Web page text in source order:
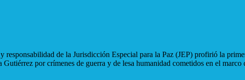
responsabilidad de la Jurisdicción Especial para la Paz (JEP) profirió la
por crímenes de guerra y de lesa humanidad cometidos en el marco